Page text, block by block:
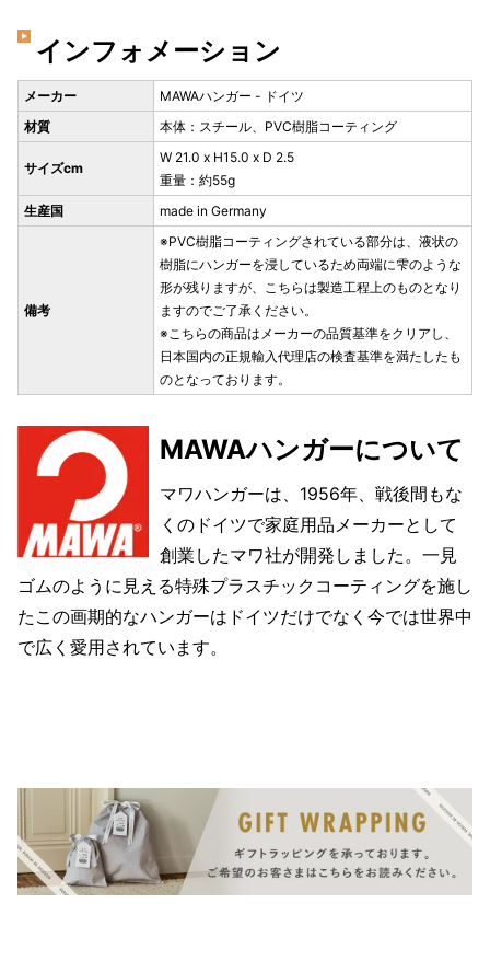
インフォメーション
メーカー
MAWAハンガー - ドイツ
材質
本体：スチール、PVC樹脂コーティング
サイズcm
W 21.0 x H15.0 x D 2.5
重量：約55g
生産国
made in Germany
備考
※PVC樹脂コーティングされている部分は、液状の
樹脂にハンガーを浸しているため両端に雫のような
形が残りますが、こちらは製造工程上のものとなり
ますのでご了承ください。
※こちらの商品はメーカーの品質基準をクリアし、
日本国内の正規輸入代理店の検査基準を満たしたも
のとなっております。
MAWAハンガーについて
マワハンガーは、1956年、戦後間もな
くのドイツで家庭用品メーカーとして
創業したマワ社が開発しました。一見
ゴムのように見える特殊プラスチックコーティングを施し
たこの画期的なハンガーはドイツだけでなく今では世界中
で広く愛用されています。